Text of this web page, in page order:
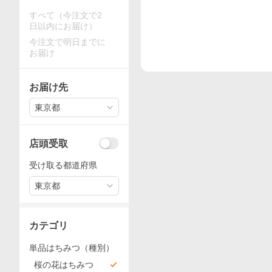
すべて（今注文で2
日以内にお届け）
今注文で明日までに
お届け
お届け先
東京都
店頭受取
受け取る都道府県
東京都
カテゴリ
単品はちみつ（種別）
桜の花はちみつ